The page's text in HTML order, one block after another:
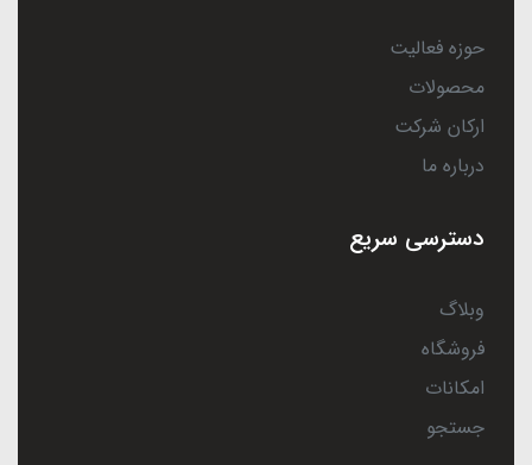
حوزه فعالیت
محصولات
ارکان شرکت
درباره ما
دسترسی سریع
وبلاگ
فروشگاه
امکانات
جستجو